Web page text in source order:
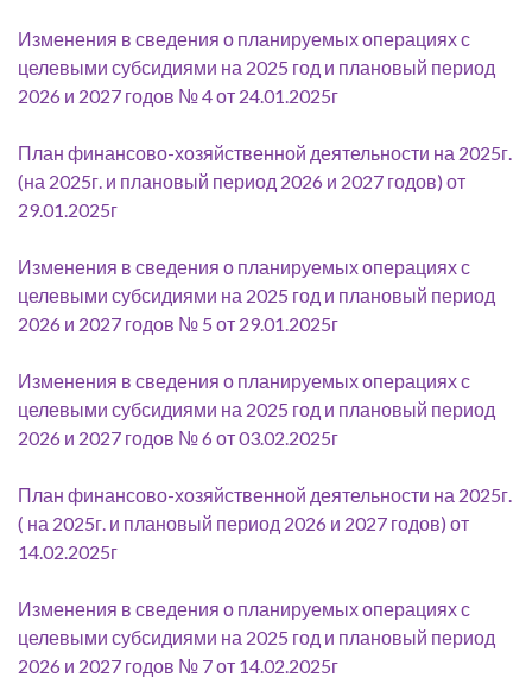
Изменения в сведения о планируемых операциях с
целевыми субсидиями на 2025 год и плановый период
2026 и 2027 годов № 4 от 24.01.2025г
План финансово-хозяйственной деятельности на 2025г.
(на 2025г. и плановый период 2026 и 2027 годов) от
29.01.2025г
Изменения в сведения о планируемых операциях с
целевыми субсидиями на 2025 год и плановый период
2026 и 2027 годов № 5 от 29.01.2025г
Изменения в сведения о планируемых операциях с
целевыми субсидиями на 2025 год и плановый период
2026 и 2027 годов № 6 от 03.02.2025г
План финансово-хозяйственной деятельности на 2025г.
( на 2025г. и плановый период 2026 и 2027 годов) от
14.02.2025г
Изменения в сведения о планируемых операциях с
целевыми субсидиями на 2025 год и плановый период
2026 и 2027 годов № 7 от 14.02.2025г